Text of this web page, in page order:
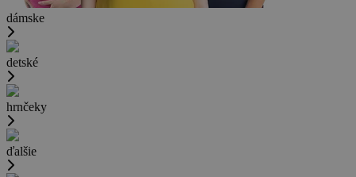
dámske
detské
hrnčeky
ďalšie